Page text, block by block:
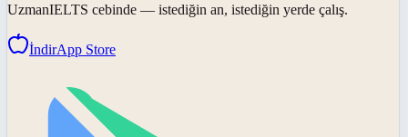
UzmanIELTS cebinde — istediğin an, istediğin yerde çalış.
İndirApp Store